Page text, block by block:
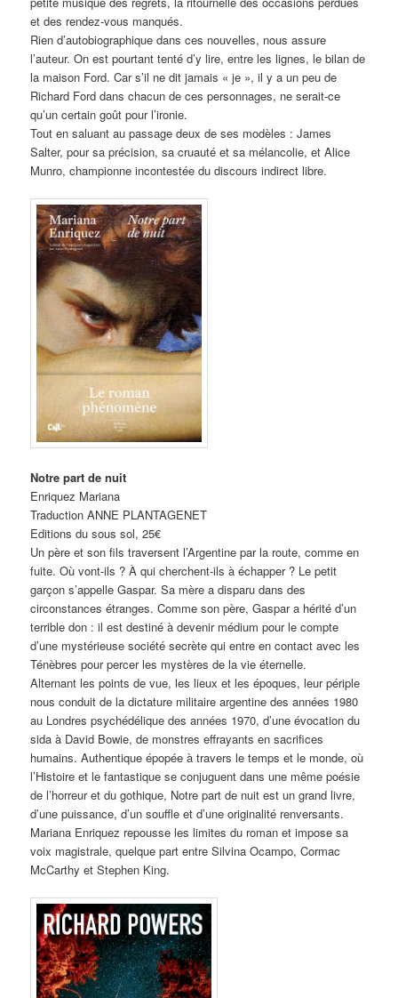
et des rendez-vous manqués.
Rien d’autobiographique dans ces nouvelles, nous assure
l’auteur. On est pourtant tenté d’y lire, entre les lignes, le bilan de
la maison Ford. Car s’il ne dit jamais « je », il y a un peu de
Richard Ford dans chacun de ces personnages, ne serait-ce
qu’un certain goût pour l’ironie.
Tout en saluant au passage deux de ses modèles : James
Salter, pour sa précision, sa cruauté et sa mélancolie, et Alice
Munro, championne incontestée du discours indirect libre.
Notre part de nuit
Enriquez Mariana
Traduction ANNE PLANTAGENET
Editions du sous sol, 25€
Un père et son fils traversent l’Argentine par la route, comme en
fuite. Où vont-ils ? À qui cherchent-ils à échapper ? Le petit
garçon s’appelle Gaspar. Sa mère a disparu dans des
circonstances étranges. Comme son père, Gaspar a hérité d’un
terrible don : il est destiné à devenir médium pour le compte
d’une mystérieuse société secrète qui entre en contact avec les
Ténèbres pour percer les mystères de la vie éternelle.
Alternant les points de vue, les lieux et les époques, leur périple
nous conduit de la dictature militaire argentine des années 1980
au Londres psychédélique des années 1970, d’une évocation du
sida à David Bowie, de monstres effrayants en sacrifices
humains. Authentique épopée à travers le temps et le monde, où
l’Histoire et le fantastique se conjuguent dans une même poésie
de l’horreur et du gothique, Notre part de nuit est un grand livre,
d’une puissance, d’un souffle et d’une originalité renversants.
Mariana Enriquez repousse les limites du roman et impose sa
voix magistrale, quelque part entre Silvina Ocampo, Cormac
McCarthy et Stephen King.